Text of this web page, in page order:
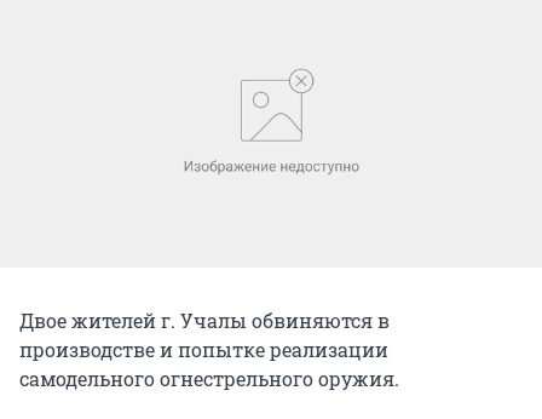
Двое жителей г. Учалы обвиняются в
производстве и попытке реализации
самодельного огнестрельного оружия.